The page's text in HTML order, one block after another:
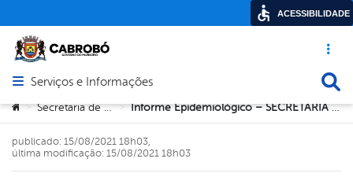
Acesso
Abrir menu principal de navegação
Serviços e Informações
Você está aqui:
> Secretaria de Saúde > Informe Epidemiológico – SECRETARIA DE SAÚDE DE CABROBÓ – 15/08/2021
publicado: 15/08/2021 18h03,
última modificação: 15/08/2021 18h03
ACESSIBILIDADE